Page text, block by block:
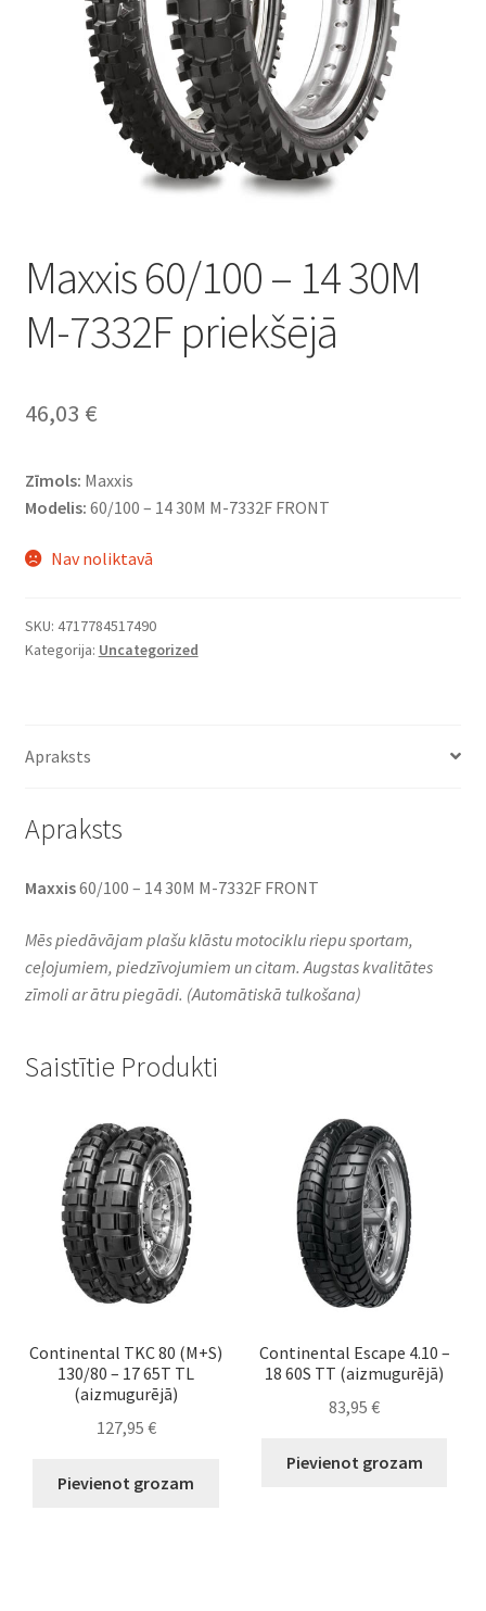
Maxxis 60/100 – 14 30M
M-7332F priekšējā
46,03 €
Zīmols: Maxxis
Modelis: 60/100 – 14 30M M-7332F FRONT
Nav noliktavā
SKU: 4717784517490
Kategorija: Uncategorized
Apraksts
Apraksts
Maxxis60/100 – 14 30M M-7332F FRONT
Mēs piedāvājam plašu klāstu motociklu riepu sportam,
ceļojumiem, piedzīvojumiem un citam. Augstas kvalitātes
zīmoli ar ātru piegādi. (Automātiskā tulkošana)
Saistītie Produkti
Continental TKC 80 (M+S)
130/80 – 17 65T TL
(aizmugurējā)
127,95 €
Pievienot grozam
Continental Escape 4.10 –
18 60S TT (aizmugurējā)
83,95€
Pievienot grozam